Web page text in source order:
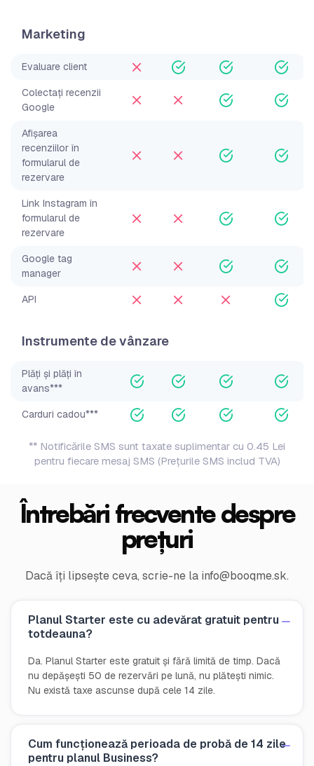
Marketing
Evaluare client
Colectați recenzii
Google
Afișarea
recenziilor în
formularul de
rezervare
Link Instagram în
formularul de
rezervare
Google tag
manager
API
Instrumente de vânzare
Plăți și plăți în
avans***
Carduri cadou***
** Notificările SMS sunt taxate suplimentar cu 0.45 Lei
pentru fiecare mesaj SMS (Prețurile SMS includ TVA)
Întrebări frecvente despre
prețuri
Dacă îți lipsește ceva, scrie-ne la info@booqme.sk.
Planul Starter este cu adevărat gratuit pentru
totdeauna?
Da. Planul Starter este gratuit și fără limită de timp. Dacă
nu depășești 50 de rezervări pe lună, nu plătești nimic.
Nu există taxe ascunse după cele 14 zile.
Cum funcționează perioada de probă de 14 zile
pentru planul Business?